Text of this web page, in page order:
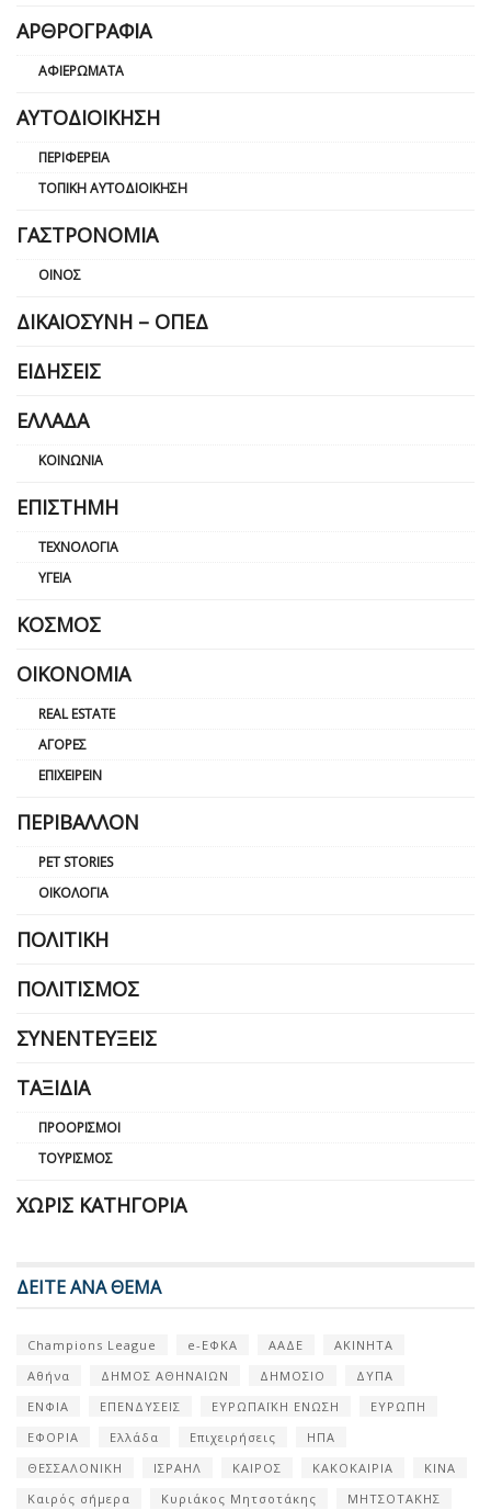
ΑΡΘΡΟΓΡΑΦΊΑ
ΑΦΙΕΡΏΜΑΤΑ
ΑΥΤΟΔΙΟΊΚΗΣΗ
ΠΕΡΙΦΈΡΕΙΑ
ΤΟΠΙΚΉ ΑΥΤΟΔΙΟΊΚΗΣΗ
ΓΑΣΤΡΟΝΟΜΊΑ
ΟΊΝΟΣ
ΔΙΚΑΙΟΣΎΝΗ – ΟΠΕΔ
ΕΙΔΉΣΕΙΣ
ΕΛΛΆΔΑ
ΚΟΙΝΩΝΊΑ
ΕΠΙΣΤΉΜΗ
ΤΕΧΝΟΛΟΓΊΑ
ΥΓΕΊΑ
ΚΌΣΜΟΣ
ΟΙΚΟΝΟΜΊΑ
REAL ESTATE
ΑΓΟΡΈΣ
ΕΠΙΧΕΙΡΕΊΝ
ΠΕΡΙΒΆΛΛΟΝ
PET STORIES
ΟΙΚΟΛΟΓΊΑ
ΠΟΛΙΤΙΚΉ
ΠΟΛΙΤΙΣΜΌΣ
ΣΥΝΕΝΤΕΎΞΕΙΣ
ΤΑΞΊΔΙΑ
ΠΡΟΟΡΙΣΜΟΊ
ΤΟΥΡΙΣΜΌΣ
ΧΩΡΊΣ ΚΑΤΗΓΟΡΊΑ
ΔΕΙΤΕ ΑΝΑ ΘΕΜΑ
Champions League e-ΕΦΚΑ ΑΑΔΕ
ΑΚΙΝΗΤΑ
Αθήνα
ΔΗΜΟΣ ΑΘΗΝΑΙΩΝ ΔΗΜΟΣΙΟ
ΔΥΠΑ
ΕΝΦΙΑ
ΕΠΕΝΔΥΣΕΙΣ ΕΥΡΩΠΑΪΚΗ ΕΝΩΣΗ
ΕΥΡΩΠΗ
ΕΦΟΡΙΑ
Ελλάδα Επιχειρήσεις
ΗΠΑ
ΘΕΣΣΑΛΟΝΙΚΗ
ΙΣΡΑΗΛ ΚΑΙΡΟΣ ΚΑΚΟΚΑΙΡΙΑ
ΚΙΝΑ
Καιρός σήμερα
Κυριάκος Μητσοτάκης
ΜΗΤΣΟΤΑΚΗΣ